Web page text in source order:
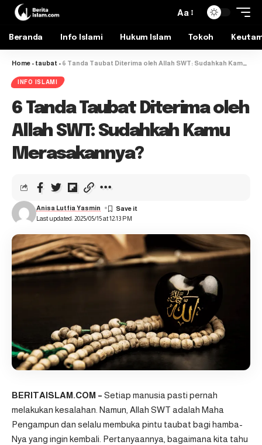
Aa
Beranda Info Islami Hukum Islam Tokoh
Home - taubat - 6 Tanda Taubat Diterima oleh Allah SWT: Sudahkah Kamu Merasakannya?
INFO ISLAMI
6 Tanda Taubat Diterima oleh
Allah SWT: Sudahkah Kamu
Merasakannya?
Last updated: 2025/05/15 at 12:13 PM
Anisa Lutfia Yasmin
BERITAISLAM.COM – Setiap manusia pasti pernah
melakukan kesalahan. Namun, Allah SWT adalah Maha
Pengampun dan selalu membuka pintu taubat bagi hamba-
Nya yang ingin kembali. Pertanyaannya, bagaimana kita tahu